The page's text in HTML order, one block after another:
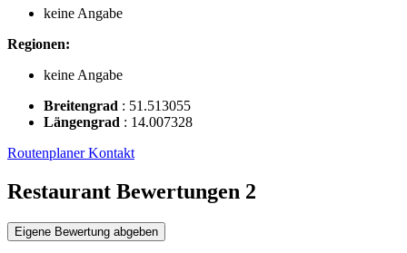
keine Angabe
Regionen:
keine Angabe
Breitengrad : 51.513055
Längengrad : 14.007328
RoutenplanerKontakt
Restaurant Bewertungen 2
Eigene Bewertung abgeben